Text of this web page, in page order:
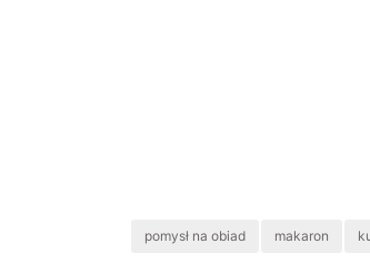
pomysł na obiad makaron